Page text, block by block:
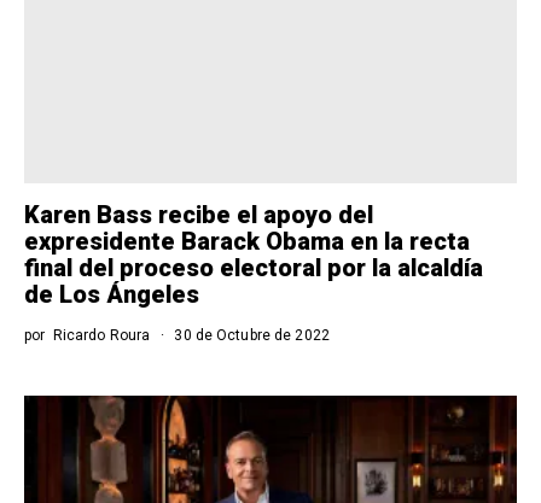
Karen Bass recibe el apoyo del
expresidente Barack Obama en la recta
final del proceso electoral por la alcaldía
de Los Ángeles
por Ricardo Roura 30 de Octubre de 2022